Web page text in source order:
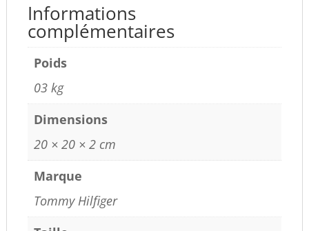
Informations
complémentaires
Poids
03 kg
Dimensions
20 × 20 × 2 cm
Marque
Tommy Hilfiger